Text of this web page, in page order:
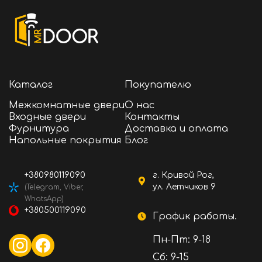
Каталог
Межкомнатные двери
Входные двери
Фурнитура
Напольные покрытия
Покупателю
О нас
Контакты
Доставка и оплата
Блог
г. Кривой Рог,
ул. Летчиков 9
График работы.
Пн-Пт: 9-18
Сб: 9-15
+380980119090
(Telegram, Viber,
WhatsApp)
+380500119090